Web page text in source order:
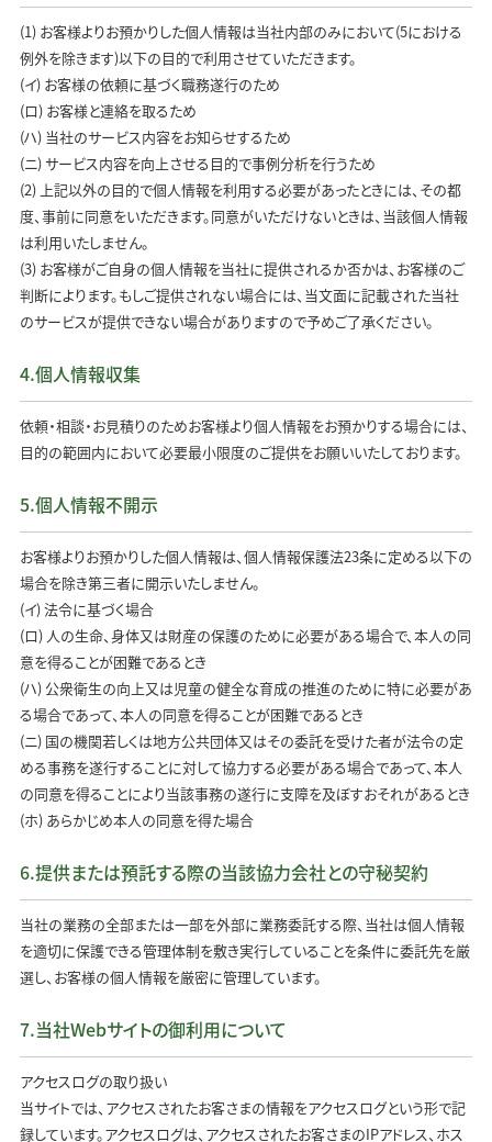
(1) お客様よりお預かりした個人情報は当社内部のみにおいて(5における
例外を除きます)以下の目的で利用させていただきます。
(イ) お客様の依頼に基づく職務遂行のため
(ロ) お客様と連絡を取るため
(ハ) 当社のサービス内容をお知らせするため
(ニ) サービス内容を向上させる目的で事例分析を行うため
(2) 上記以外の目的で個人情報を利用する必要があったときには、その都
度、事前に同意をいただきます。同意がいただけないときは、当該個人情報
は利用いたしません。
(3) お客様がご自身の個人情報を当社に提供されるか否かは、お客様のご
判断によります。もしご提供されない場合には、当文面に記載された当社
のサービスが提供できない場合がありますので予めご了承ください。
4.個人情報収集
依頼・相談・お見積りのためお客様より個人情報をお預かりする場合には、
目的の範囲内において必要最小限度のご提供をお願いいたしております。
5.個人情報不開示
お客様よりお預かりした個人情報は、個人情報保護法23条に定める以下の
場合を除き第三者に開示いたしません。
(イ) 法令に基づく場合
(ロ) 人の生命、身体又は財産の保護のために必要がある場合で、本人の同
意を得ることが困難であるとき
(ハ) 公衆衛生の向上又は児童の健全な育成の推進のために特に必要があ
る場合であって、本人の同意を得ることが困難であるとき
(ニ) 国の機関若しくは地方公共団体又はその委託を受けた者が法令の定
める事務を遂行することに対して協力する必要がある場合であって、本人
の同意を得ることにより当該事務の遂行に支障を及ぼすおそれがあるとき
(ホ) あらかじめ本人の同意を得た場合
6.提供または預託する際の当該協力会社との守秘契約
当社の業務の全部または一部を外部に業務委託する際、当社は個人情報
を適切に保護できる管理体制を敷き実行していることを条件に委託先を厳
選し、お客様の個人情報を厳密に管理しています。
7.当社Webサイトの御利用について
アクセスログの取り扱い
当サイトでは、アクセスされたお客さまの情報をアクセスログという形で記
録しています。アクセスログは、アクセスされたお客さまのIPアドレス、ホス